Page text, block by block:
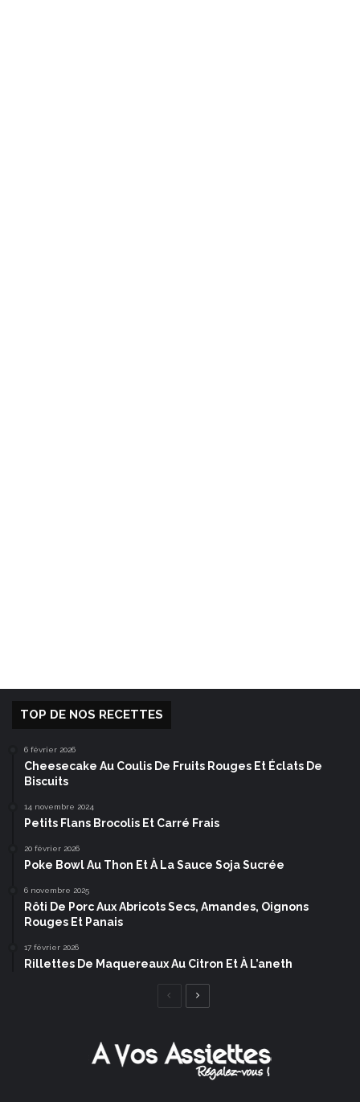
TOP DE NOS RECETTES
6 février 2026
Cheesecake Au Coulis De Fruits Rouges Et Éclats De
Biscuits
14 novembre 2024
Petits Flans Brocolis Et Carré Frais
20 février 2026
Poke Bowl Au Thon Et À La Sauce Soja Sucrée
6 novembre 2025
Rôti De Porc Aux Abricots Secs, Amandes, Oignons
Rouges Et Panais
17 février 2026
Rillettes De Maquereaux Au Citron Et À L’aneth
Page